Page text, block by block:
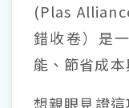
(Plas
錯收卷）是
能、節省成
想親眼見證